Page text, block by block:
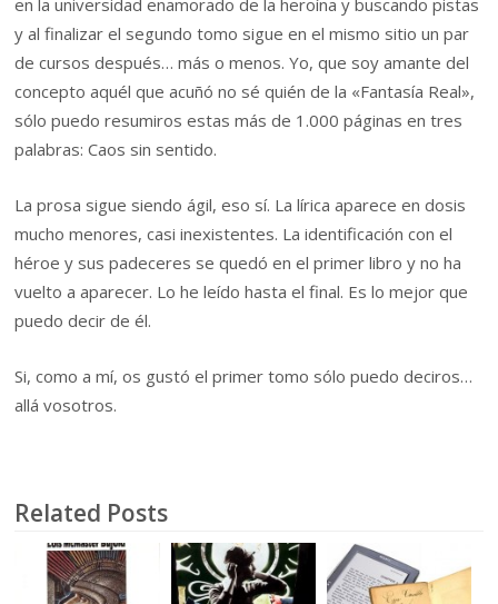
y al finalizar el segundo tomo sigue en el mismo sitio un par
de cursos después… más o menos. Yo, que soy amante del
concepto aquél que acuñó no sé quién de la «Fantasía Real»,
sólo puedo resumiros estas más de 1.000 páginas en tres
palabras: Caos sin sentido.
La prosa sigue siendo ágil, eso sí. La lírica aparece en dosis
mucho menores, casi inexistentes. La identificación con el
héroe y sus padeceres se quedó en el primer libro y no ha
vuelto a aparecer. Lo he leído hasta el final. Es lo mejor que
puedo decir de él.
Si, como a mí, os gustó el primer tomo sólo puedo deciros…
allá vosotros.
Related Posts